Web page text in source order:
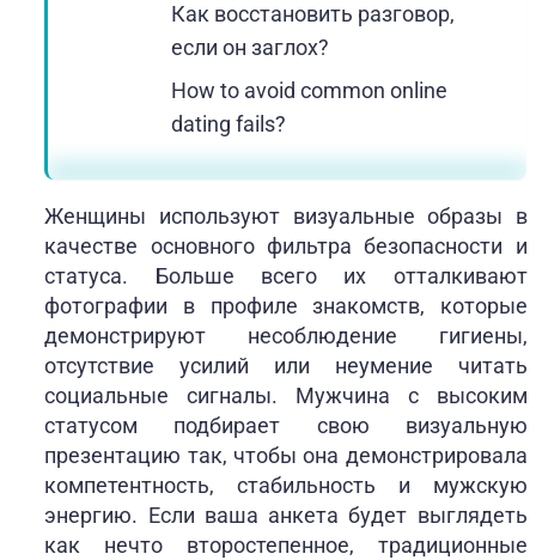
Как восстановить разговор,
если он заглох?
How to avoid common online
dating fails?
Женщины используют визуальные образы в
качестве основного фильтра безопасности и
статуса. Больше всего их отталкивают
фотографии в профиле знакомств, которые
демонстрируют несоблюдение гигиены,
отсутствие усилий или неумение читать
социальные сигналы. Мужчина с высоким
статусом подбирает свою визуальную
презентацию так, чтобы она демонстрировала
компетентность, стабильность и мужскую
энергию. Если ваша анкета будет выглядеть
как нечто второстепенное, традиционные